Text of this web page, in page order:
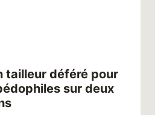
tailleur déféré pour
sur deux